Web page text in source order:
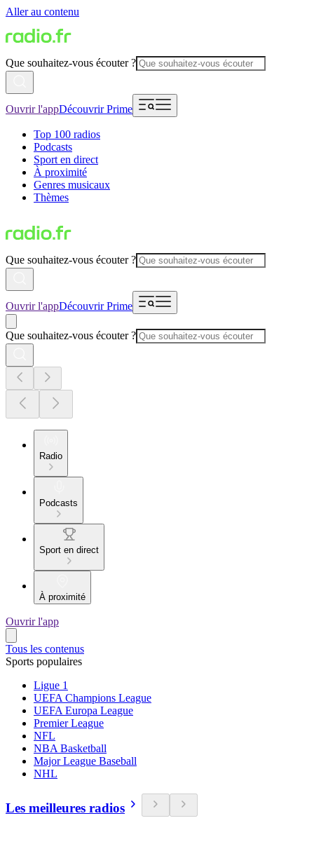
Aller au contenu
Que souhaitez-vous écouter ?
Ouvrir l'appDécouvrir Prime
Top 100 radios
Podcasts
Sport en direct
À proximité
Genres musicaux
Thèmes
Que souhaitez-vous écouter ?
Ouvrir l'appDécouvrir Prime
Que souhaitez-vous écouter ?
Radio
Podcasts
Sport en direct
À proximité
Ouvrir l'app
Tous les contenus
Sports populaires
Ligue 1
UEFA Champions League
UEFA Europa League
Premier League
NFL
NBA Basketball
Major League Baseball
NHL
Les meilleures radios